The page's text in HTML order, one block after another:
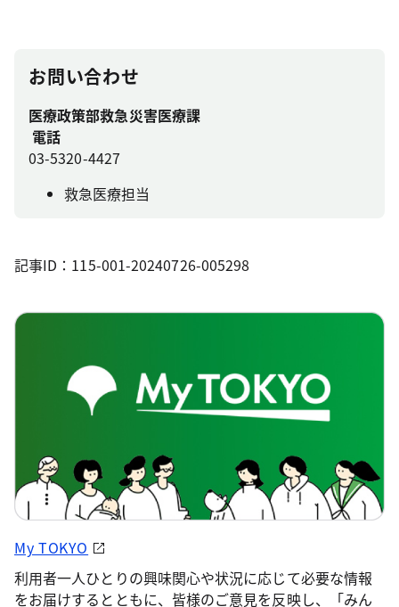
お問い合わせ
医療政策部救急災害医療課
電話
03-5320-4427
救急医療担当
記事ID：115-001-20240726-005298
My TOKYO
利用者一人ひとりの興味関心や状況に応じて必要な情報
をお届けするとともに、皆様のご意見を反映し、「みん